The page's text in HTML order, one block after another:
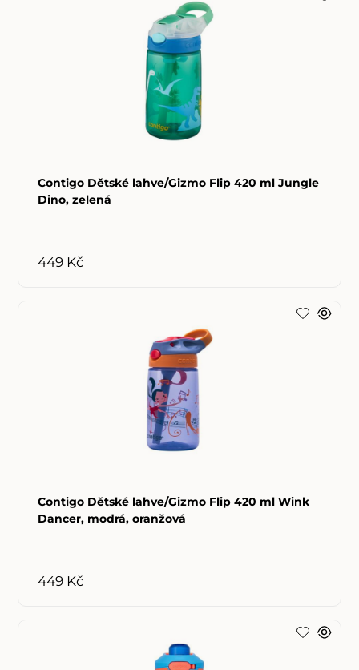
Contigo Dětské lahve/Gizmo Flip 420 ml Jungle
Dino, zelená
449 Kč
Contigo Dětské lahve/Gizmo Flip 420 ml Wink
Dancer, modrá, oranžová
449 Kč